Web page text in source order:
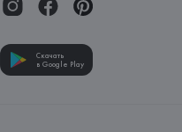
Скачать
в Google Play